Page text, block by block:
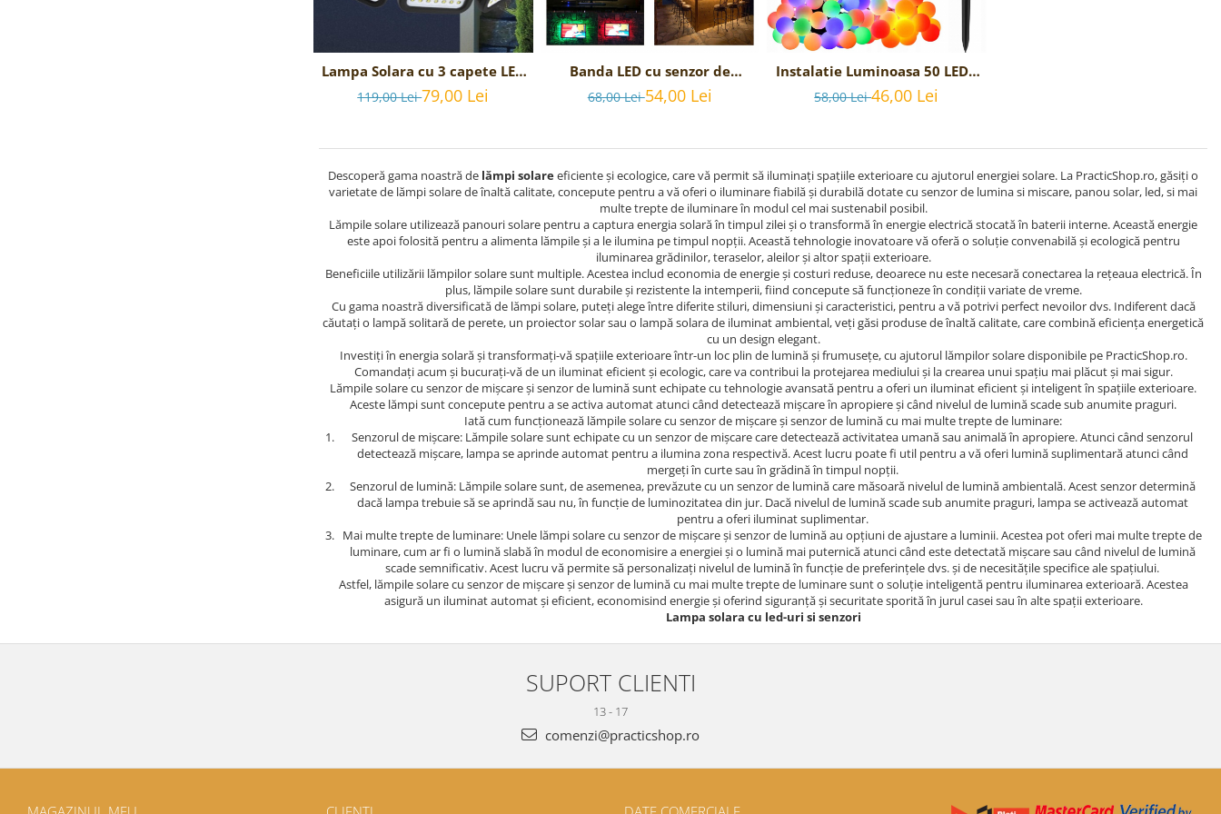
Lampa Solara cu 3 capete LED
cu senzor crepuscular si
senzor de miscare
119,00 Lei79,00 Lei
Banda LED cu senzor de
miscare
68,00 Lei54,00 Lei
Instalatie Luminoasa 50 LED -
uri multicolore cu panou solar
58,00 Lei46,00 Lei
Descoperă gama noastră de lămpi solareeficiente și ecologice, care vă permit să iluminați spațiile exterioare cu ajutorul energiei solare. La PracticShop.ro, găsiți o
varietate de lămpi solare de înaltă calitate, concepute pentru a vă oferi o iluminare fiabilă și durabilă dotate cu senzor de lumina si miscare, panou solar, led, si mai
multe trepte de iluminare în modul cel mai sustenabil posibil.
Lămpile solare utilizează panouri solare pentru a captura energia solară în timpul zilei și o transformă în energie electrică stocată în baterii interne. Această energie
este apoi folosită pentru a alimenta lămpile și a le ilumina pe timpul nopții. Această tehnologie inovatoare vă oferă o soluție convenabilă și ecologică pentru
iluminarea grădinilor, teraselor, aleilor și altor spații exterioare.
Beneficiile utilizării lămpilor solare sunt multiple. Acestea includ economia de energie și costuri reduse, deoarece nu este necesară conectarea la rețeaua electrică. În
plus, lămpile solare sunt durabile și rezistente la intemperii, fiind concepute să funcționeze în condiții variate de vreme.
Cu gama noastră diversificată de lămpi solare, puteți alege între diferite stiluri, dimensiuni și caracteristici, pentru a vă potrivi perfect nevoilor dvs. Indiferent dacă
căutați o lampă solitară de perete, un proiector solar sau o lampă solara de iluminat ambiental, veți găsi produse de înaltă calitate, care combină eficiența energetică
cu un design elegant.
Investiți în energia solară și transformați-vă spațiile exterioare într-un loc plin de lumină și frumusețe, cu ajutorul lămpilor solare disponibile pe PracticShop.ro.
Comandați acum și bucurați-vă de un iluminat eficient și ecologic, care va contribui la protejarea mediului și la crearea unui spațiu mai plăcut și mai sigur.
Lămpile solare cu senzor de mișcare și senzor de lumină sunt echipate cu tehnologie avansată pentru a oferi un iluminat eficient și inteligent în spațiile exterioare.
Aceste lămpi sunt concepute pentru a se activa automat atunci când detectează mișcare în apropiere și când nivelul de lumină scade sub anumite praguri.
Iată cum funcționează lămpile solare cu senzor de mișcare și senzor de lumină cu mai multe trepte de luminare:
Senzorul de mișcare: Lămpile solare sunt echipate cu un senzor de mișcare care detectează activitatea umană sau animală în apropiere. Atunci când senzorul
detectează mișcare, lampa se aprinde automat pentru a ilumina zona respectivă. Acest lucru poate fi util pentru a vă oferi lumină suplimentară atunci când
mergeți în curte sau în grădină în timpul nopții.
Senzorul de lumină: Lămpile solare sunt, de asemenea, prevăzute cu un senzor de lumină care măsoară nivelul de lumină ambientală. Acest senzor determină
dacă lampa trebuie să se aprindă sau nu, în funcție de luminozitatea din jur. Dacă nivelul de lumină scade sub anumite praguri, lampa se activează automat
pentru a oferi iluminat suplimentar.
Mai multe trepte de luminare: Unele lămpi solare cu senzor de mișcare și senzor de lumină au opțiuni de ajustare a luminii. Acestea pot oferi mai multe trepte de
luminare, cum ar fi o lumină slabă în modul de economisire a energiei și o lumină mai puternică atunci când este detectată mișcare sau când nivelul de lumină
scade semnificativ. Acest lucru vă permite să personalizați nivelul de lumină în funcție de preferințele dvs. și de necesitățile specifice ale spațiului.
Astfel, lămpile solare cu senzor de mișcare și senzor de lumină cu mai multe trepte de luminare sunt o soluție inteligentă pentru iluminarea exterioară. Acestea
asigură un iluminat automat și eficient, economisind energie și oferind siguranță și securitate sporită în jurul casei sau în alte spații exterioare.
Lampa solara cu led-uri si senzori
SUPORT CLIENTI
13 - 17
comenzi@practicshop.ro